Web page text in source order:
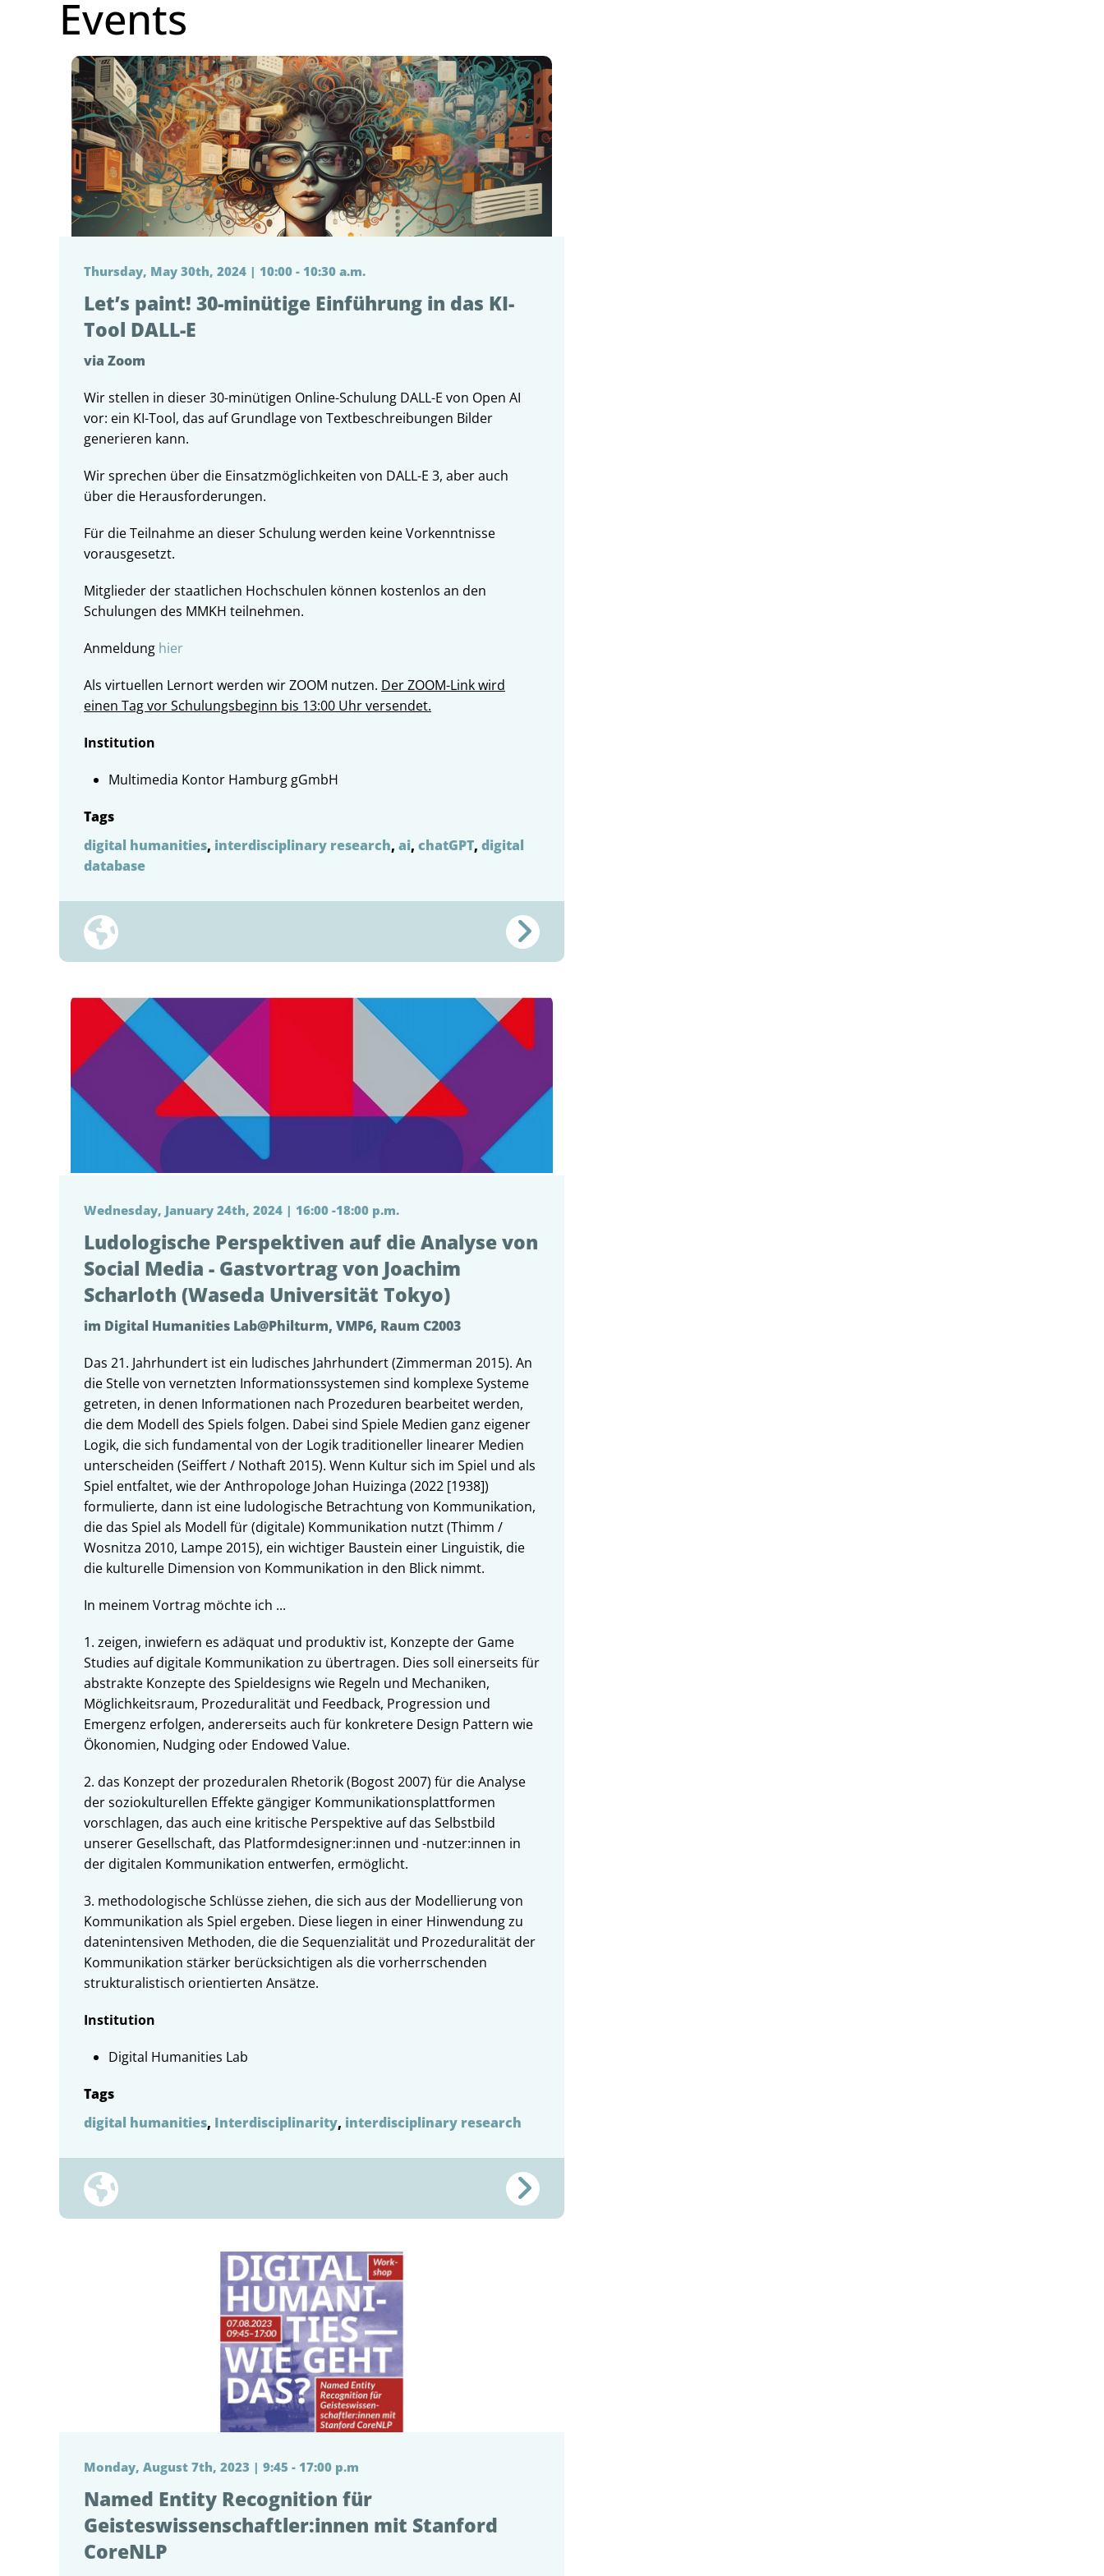
Events
Thursday, May 30th, 2024 | 10:00 - 10:30 a.m.
Let’s paint! 30-minütige Einführung in das KI-
Tool DALL-E
via Zoom
Wir stellen in dieser 30-minütigen Online-Schulung DALL-E von Open AI
vor: ein KI-Tool, das auf Grundlage von Textbeschreibungen Bilder
generieren kann.
Wir sprechen über die Einsatzmöglichkeiten von DALL-E 3, aber auch
über die Herausforderungen.
Für die Teilnahme an dieser Schulung werden keine Vorkenntnisse
vorausgesetzt.
Mitglieder der staatlichen Hochschulen können kostenlos an den
Schulungen des MMKH teilnehmen.
Anmeldung hier
Als virtuellen Lernort werden wir ZOOM nutzen. Der ZOOM-Link wird
einen Tag vor Schulungsbeginn bis 13:00 Uhr versendet.
Institution
Multimedia Kontor Hamburg gGmbH
Tags
digital humanities, interdisciplinary research, ai, chatGPT, digital
database
Wednesday, January 24th, 2024 | 16:00 -18:00 p.m.
Ludologische Perspektiven auf die Analyse von
Social Media - Gastvortrag von Joachim
Scharloth (Waseda Universität Tokyo)
im Digital Humanities Lab@Philturm, VMP6, Raum C2003
Das 21. Jahrhundert ist ein ludisches Jahrhundert (Zimmerman 2015). An
die Stelle von vernetzten Informationssystemen sind komplexe Systeme
getreten, in denen Informationen nach Prozeduren bearbeitet werden,
die dem Modell des Spiels folgen. Dabei sind Spiele Medien ganz eigener
Logik, die sich fundamental von der Logik traditioneller linearer Medien
unterscheiden (Seiffert / Nothaft 2015). Wenn Kultur sich im Spiel und als
Spiel entfaltet, wie der Anthropologe Johan Huizinga (2022 [1938])
formulierte, dann ist eine ludologische Betrachtung von Kommunikation,
die das Spiel als Modell für (digitale) Kommunikation nutzt (Thimm /
Wosnitza 2010, Lampe 2015), ein wichtiger Baustein einer Linguistik, die
die kulturelle Dimension von Kommunikation in den Blick nimmt.
In meinem Vortrag möchte ich ...
1. zeigen, inwiefern es adäquat und produktiv ist, Konzepte der Game
Studies auf digitale Kommunikation zu übertragen. Dies soll einerseits für
abstrakte Konzepte des Spieldesigns wie Regeln und Mechaniken,
Möglichkeitsraum, Prozeduralität und Feedback, Progression und
Emergenz erfolgen, andererseits auch für konkretere Design Pattern wie
Ökonomien, Nudging oder Endowed Value.
2. das Konzept der prozeduralen Rhetorik (Bogost 2007) für die Analyse
der soziokulturellen Effekte gängiger Kommunikationsplattformen
vorschlagen, das auch eine kritische Perspektive auf das Selbstbild
unserer Gesellschaft, das Platformdesigner:innen und -nutzer:innen in
der digitalen Kommunikation entwerfen, ermöglicht.
3. methodologische Schlüsse ziehen, die sich aus der Modellierung von
Kommunikation als Spiel ergeben. Diese liegen in einer Hinwendung zu
datenintensiven Methoden, die die Sequenzialität und Prozeduralität der
Kommunikation stärker berücksichtigen als die vorherrschenden
strukturalistisch orientierten Ansätze.
Institution
Digital Humanities Lab
Tags
digital humanities, Interdisciplinarity, interdisciplinary research
Monday, August 7th, 2023 | 9:45 - 17:00 p.m
Named Entity Recognition für
Geisteswissenschaftler:innen mit Stanford
CoreNLP